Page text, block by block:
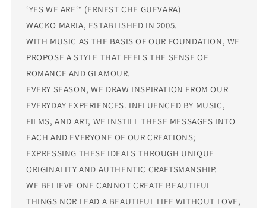
‘YES WE ARE‘“ (ERNEST CHE GUEVARA)
WACKO MARIA, ESTABLISHED IN 2005.
WITH MUSIC AS THE BASIS OF OUR FOUNDATION, WE
PROPOSE A STYLE THAT FEELS THE SENSE OF
ROMANCE AND GLAMOUR.
EVERY SEASON, WE DRAW INSPIRATION FROM OUR
EVERYDAY EXPERIENCES. INFLUENCED BY MUSIC,
FILMS, AND ART, WE INSTILL THESE MESSAGES INTO
EACH AND EVERYONE OF OUR CREATIONS;
EXPRESSING THESE IDEALS THROUGH UNIQUE
ORIGINALITY AND AUTHENTIC CRAFTSMANSHIP.
WE BELIEVE ONE CANNOT CREATE BEAUTIFUL
THINGS NOR LEAD A BEAUTIFUL LIFE WITHOUT LOVE,